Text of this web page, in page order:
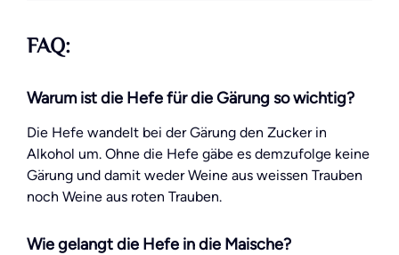
FAQ:
Warum ist die Hefe für die Gärung so wichtig?
Die Hefe wandelt bei der Gärung den Zucker in
Alkohol um. Ohne die Hefe gäbe es demzufolge keine
Gärung und damit weder Weine aus weissen Trauben
noch Weine aus roten Trauben.
Wie gelangt die Hefe in die Maische?